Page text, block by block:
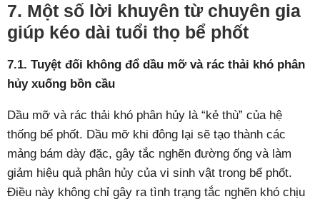
7. Một số lời khuyên từ chuyên gia
giúp kéo dài tuổi thọ bể phốt
7.1. Tuyệt đối không đổ dầu mỡ và rác thải khó phân
hủy xuống bồn cầu
Dầu mỡ và rác thải khó phân hủy là “kẻ thù” của hệ
thống bể phốt. Dầu mỡ khi đông lại sẽ tạo thành các
mảng bám dày đặc, gây tắc nghẽn đường ống và làm
giảm hiệu quả phân hủy của vi sinh vật trong bể phốt.
Điều này không chỉ gây ra tình trạng tắc nghẽn khó chịu